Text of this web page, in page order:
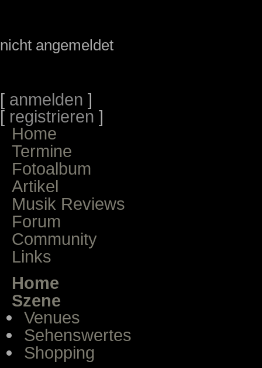
nicht angemeldet
[ anmelden ]
[ registrieren ]
Home
Termine
Fotoalbum
Artikel
Musik Reviews
Forum
Community
Links
Home
Szene
Venues
Sehenswertes
Shopping